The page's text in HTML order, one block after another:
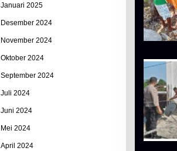
Januari 2025
Desember 2024
November 2024
Oktober 2024
September 2024
Juli 2024
Juni 2024
Mei 2024
April 2024